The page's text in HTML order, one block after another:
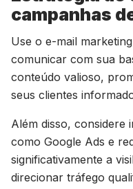
campanhas
Use o e-mail
comunicar com sua
conteúdo valioso,
seus clientes
Além disso, considere
como Google Ads e
significativamente a
direcionar tráfego